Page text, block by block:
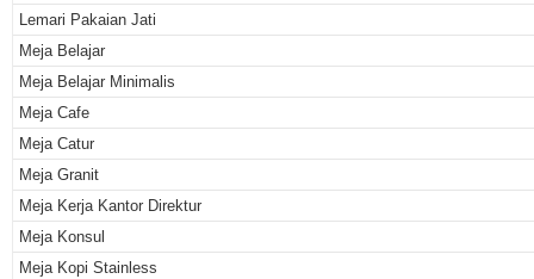
Lemari Pakaian Jati
Meja Belajar
Meja Belajar Minimalis
Meja Cafe
Meja Catur
Meja Granit
Meja Kerja Kantor Direktur
Meja Konsul
Meja Kopi Stainless